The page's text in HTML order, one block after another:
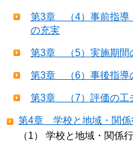
第3章 （4）事前指導
の充実
第3章 （5）実施期間
第3章 （6）事後指導
第3章 （7）評価の工
第4章 学校と地域・関係
（1） 学校と地域・関係